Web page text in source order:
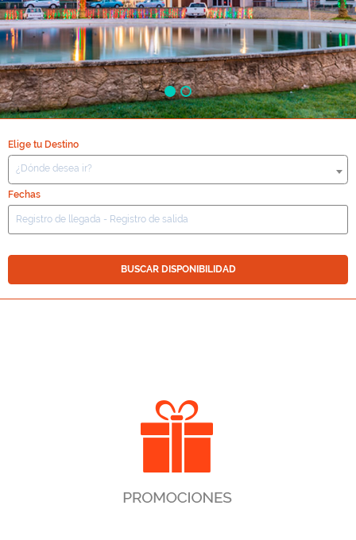
Elige tu Destino
¿Dónde desea ir?
Fechas
BUSCAR DISPONIBILIDAD